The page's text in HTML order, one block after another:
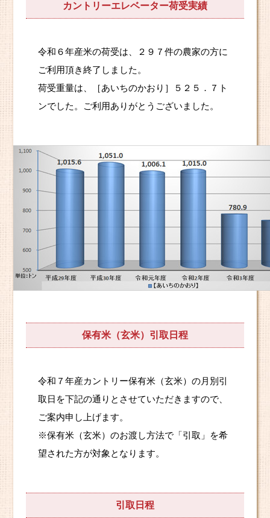
カントリーエレベーター荷受実績
令和６年産米の荷受は、２９７件の農家の方に
ご利用頂き終了しました。
荷受重量は、［あいちのかおり］５２５．７ト
ンでした。ご利用ありがとうございました。
保有米（玄米）引取日程
令和７年産カントリー保有米（玄米）の月別引
取日を下記の通りとさせていただきますので、
ご案内申し上げます。
※保有米（玄米）のお渡し方法で「引取」を希
望された方が対象となります。
引取日程